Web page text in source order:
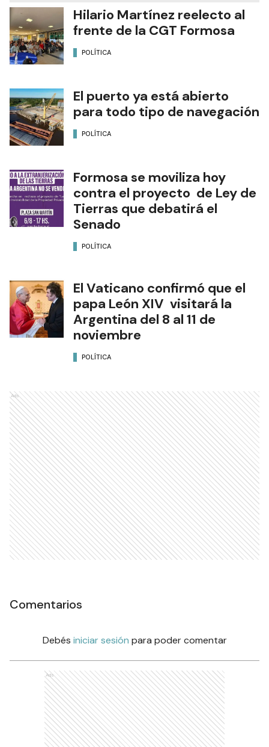
Hilario Martínez reelecto al
frente de la CGT Formosa
POLÍTICA
El puerto ya está abierto
para todo tipo de navegación
POLÍTICA
Formosa se moviliza hoy
contra el proyecto de Ley de
Tierras que debatirá el
Senado
POLÍTICA
El Vaticano confirmó que el
papa León XIV visitará la
Argentina del 8 al 11 de
noviembre
POLÍTICA
Ads
Comentarios
Debés iniciar sesión para poder comentar
Ads